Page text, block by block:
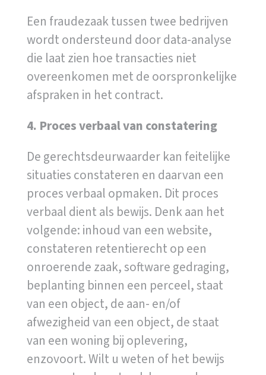
Een fraudezaak tussen twee bedrijven
wordt ondersteund door data-analyse
die laat zien hoe transacties niet
overeenkomen met de oorspronkelijke
afspraken in het contract.
4. Proces verbaal van constatering
De gerechtsdeurwaarder kan feitelijke
situaties constateren en daarvan een
proces verbaal opmaken. Dit proces
verbaal dient als bewijs. Denk aan het
volgende: inhoud van een website,
constateren retentierecht op een
onroerende zaak, software gedraging,
beplanting binnen een perceel, staat
van een object, de aan- en/of
afwezigheid van een object, de staat
van een woning bij oplevering,
enzovoort. Wilt u weten of het bewijs